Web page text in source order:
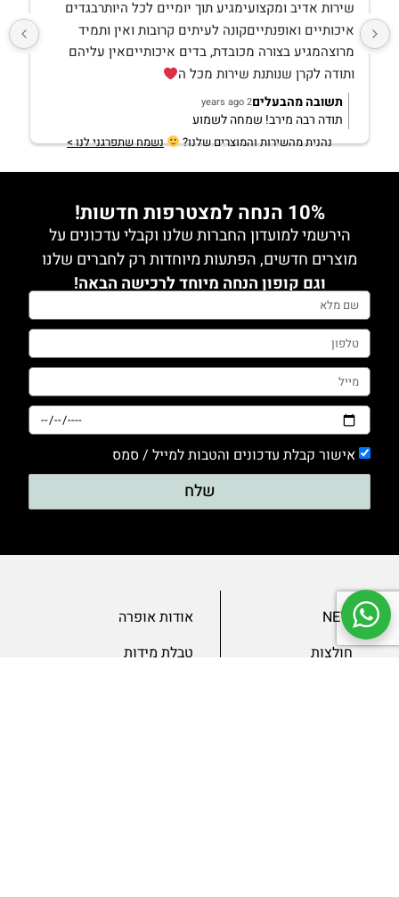
ותודה לקרן שנותנת שירות מכל ה
תשובה מהבעלים2 years ago
תודה רבה מירב! שמחה לשמוע
נהנית מהשירות והמוצרים שלנו? נשמח שתפרגני לנו >
10% הנחה למצטרפות חדשות!
הירשמי למועדון החברות שלנו וקבלי עדכונים על
מוצרים חדשים, הפתעות מיוחדות רק לחברים שלנו
וגם קופון הנחה מיוחד לרכישה הבאה!
אישור קבלת עדכונים והטבות למייל / סמס
שלח
NEW
חולצות
אודות אופרה
טבלת מידות